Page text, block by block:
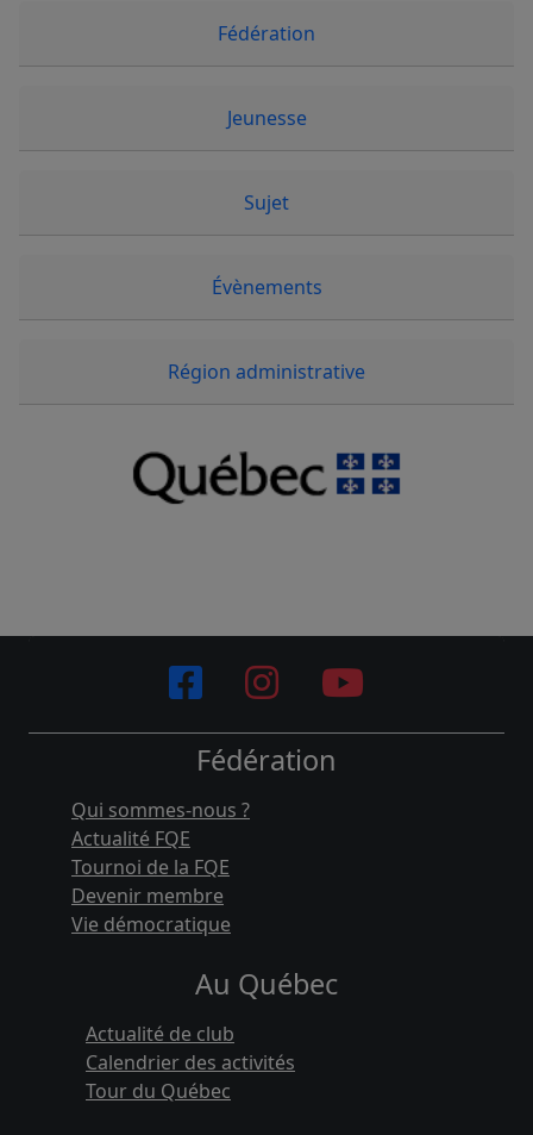
Fédération
Jeunesse
Sujet
Évènements
Région administrative
Fédération
Qui sommes-nous ?
Actualité FQE
Tournoi de la FQE
Devenir membre
Vie démocratique
Au Québec
Actualité de club
Calendrier des activités
Tour du Québec